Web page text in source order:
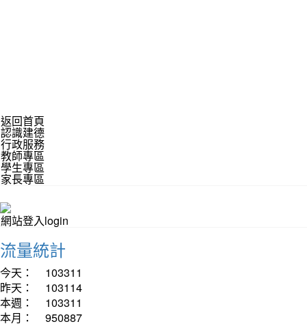
返回首頁
認識建德
行政服務
教師專區
學生專區
家長專區
網站登入login
流量統計
今天：
103311
昨天：
103114
本週：
103311
本月：
950887